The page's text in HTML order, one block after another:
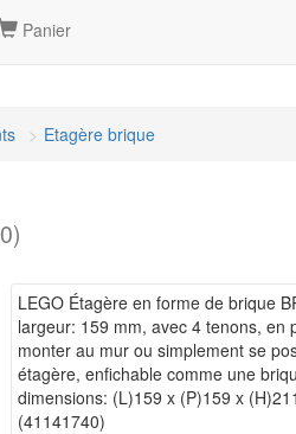
Panier
Etagère brique
LEGO Étagère en forme de brique
largeur: 159 mm, avec 4 tenons, en
monter au mur ou simplement se
étagère, enfichable comme une
dimensions: (L)159 x (P)159 x
(41141740)